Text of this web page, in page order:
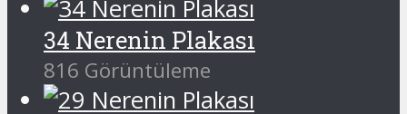
34 Nerenin Plakası
816 Görüntüleme